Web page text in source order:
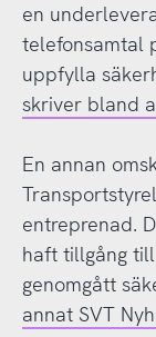
en
telefonsamtal
uppfylla
skriver bland
En annan
entreprenad.
haft tillgång
genomgått
annat SVT